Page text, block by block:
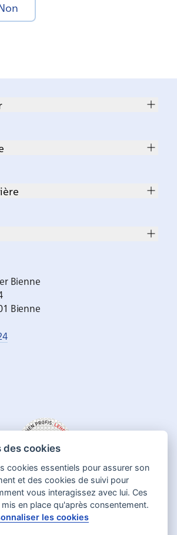
Bienne
Bienne
des cookies
cookies essentiels pour assurer son
et des cookies de suivi pour
vous interagissez avec lui. Ces
en place qu'après consentement.
les cookies